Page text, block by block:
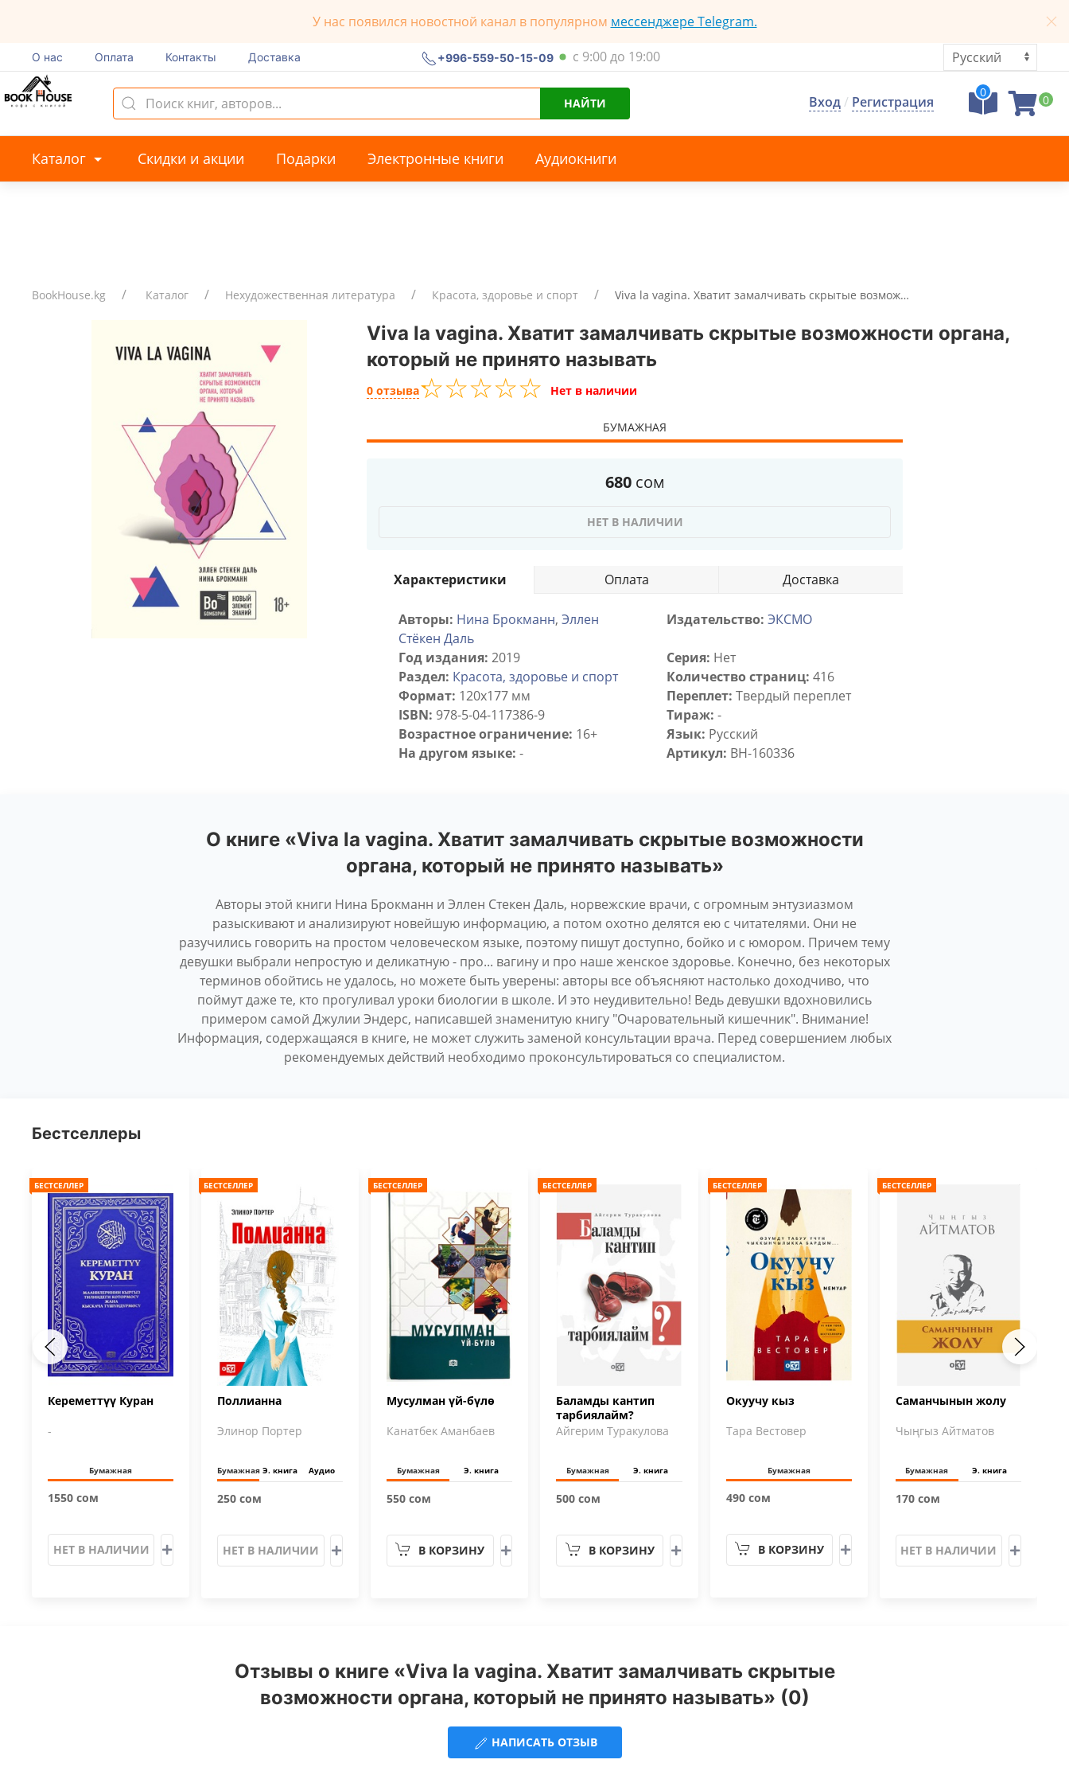
У нас появился новостной канал в популярном мессенджере Telegram.
О нас Оплата Контакты Доставка +996-559-50-15-09 с 9:00 до 19:00
НАЙТИ Вход/ Регистрация
0
0
Каталог Скидки и акции Подарки Электронные книги Аудиокниги
BookHouse.kg Каталог Нехудожественная литература Красота, здоровье и спорт Viva la vagina. Хватит замалчивать скрытые возмож…
Viva la vagina. Хватит замалчивать скрытые возможности органа,
который не принято называть
0 отзыва☆☆☆☆☆
★★★★★ Нет в наличии
БУМАЖНАЯ
680 сом
НЕТ В НАЛИЧИИ
Характеристики Оплата Доставка
Авторы: Нина Брокманн,Эллен
Стёкен Даль
Издательство: ЭКСМО
Год издания: 2019 Серия: Нет
Раздел: Красота, здоровье и спорт Количество страниц: 416
Формат: 120x177 мм Переплет: Твердый переплет
ISBN: 978-5-04-117386-9 Тираж: -
Возрастное ограничение: 16+ Язык: Русский
На другом языке: - Артикул: BH-160336
О книге «Viva la vagina. Хватит замалчивать скрытые возможности
органа, который не принято называть»
Авторы этой книги Нина Брокманн и Эллен Стекен Даль, норвежские врачи, с огромным энтузиазмом
разыскивают и анализируют новейшую информацию, а потом охотно делятся ею с читателями. Они не
разучились говорить на простом человеческом языке, поэтому пишут доступно, бойко и с юмором. Причем тему
девушки выбрали непростую и деликатную - про... вагину и про наше женское здоровье. Конечно, без некоторых
терминов обойтись не удалось, но можете быть уверены: авторы все объясняют настолько доходчиво, что
поймут даже те, кто прогуливал уроки биологии в школе. И это неудивительно! Ведь девушки вдохновились
примером самой Джулии Эндерс, написавшей знаменитую книгу "Очаровательный кишечник". Внимание!
Информация, содержащаяся в книге, не может служить заменой консультации врача. Перед совершением любых
рекомендуемых действий необходимо проконсультироваться со специалистом.
Бестселлеры
БЕСТСЕЛЛЕР
Кереметтүү Куран
-
Бумажная
1550 сом
НЕТ В НАЛИЧИИ
БЕСТСЕЛЛЕР
Поллианна
Элинор Портер
Бумажная Э. книга Аудио
250 сом
НЕТ В НАЛИЧИИ
БЕСТСЕЛЛЕР
Мусулман үй-бүлө
Канатбек Аманбаев
Бумажная Э. книга
550 сом
В КОРЗИНУ
БЕСТСЕЛЛЕР
Баламды кантип
тарбиялайм?
Айгерим Туракулова
Бумажная Э. книга
500 сом
В КОРЗИНУ
БЕСТСЕЛЛЕР
Окуучу кыз
Тара Вестовер
Бумажная
490 сом
В КОРЗИНУ
БЕСТСЕЛЛЕР
Саманчынын жолу
Чыңгыз Айтматов
Бумажная Э. книга
170 сом
НЕТ В НАЛИЧИИ
Отзывы о книге «Viva la vagina. Хватит замалчивать скрытые
возможности органа, который не принято называть» (0)
НАПИСАТЬ ОТЗЫВ